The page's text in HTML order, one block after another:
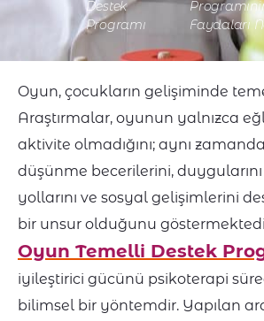
Destek
Programı
Faydaları
Oyun, çocukların gelişiminde
Araştırmalar, oyunun yalnızca
aktivite olmadığını; aynı
düşünme becerilerini,
yollarını ve sosyal gelişimlerini
bir unsur olduğunu
Oyun Temelli Destek
iyileştirici gücünü psikoterapi
bilimsel bir yöntemdir. Yapılan